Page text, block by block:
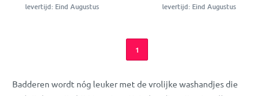
levertijd: Eind Augustus
levertijd: Eind Augustus
1
Badderen wordt nóg leuker met de vrolijke washandjes die